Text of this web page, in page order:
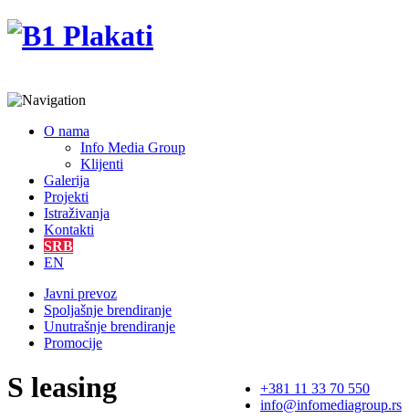
O nama
Info Media Group
Klijenti
Galerija
Projekti
Istraživanja
Kontakti
SRB
EN
Javni prevoz
Spoljašnje brendiranje
Unutrašnje brendiranje
Promocije
+381 11 33 70 550
info@infomediagroup.rs
S leasing